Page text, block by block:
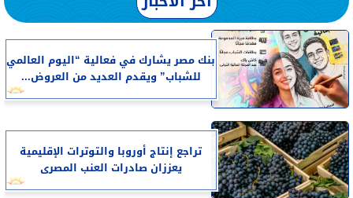
بنك مصر يشارك في فعالية “اليوم العالمي
للشباب” ويقدم العديد من العروض...
تراجع إنتاج أوروبا والتوترات الإقليمية
يعززان صادرات العنب المصرى